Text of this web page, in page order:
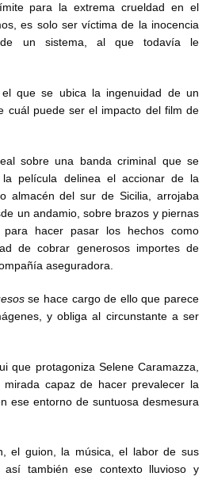
para la extrema crueldad en el
es solo ser víctima de la inocencia
un sistema, al que todavía le
que se ubica la ingenuidad de un
cuál puede ser el impacto del film de
sobre una banda criminal que se
película delinea el accionar de la
almacén del sur de Sicilia, arrojaba
un andamio, sobre brazos y piernas
para hacer pasar los hechos como
de cobrar generosos importes de
aseguradora.
se hace cargo de ello que parece
y obliga al circunstante a ser
que protagoniza Selene Caramazza,
capaz de hacer prevalecer la
ese entorno de suntuosa desmesura
el guion, la música, el labor de sus
también ese contexto lluvioso y